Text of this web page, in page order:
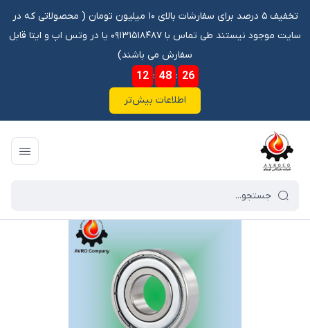
تخفیف ۵ درصد برای سفارشات بالای ۱۰ میلیون تومان ‌‌(‌‌ محصولاتی که در
سایت موجود نیستند طی تماس با ۰۹۱۳۱۵۱۸۴۸۷ یا در وتس اپ و ایتا قابل
سفارش می باشند)
12 : 48 : 25
اطلاعات بیش‌تر
فروشگاه آنلاین آوروکو